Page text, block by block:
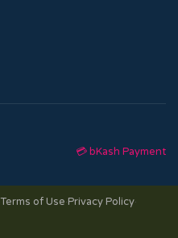
💳 bKash Payment
·Terms of Use·Privacy Policy·